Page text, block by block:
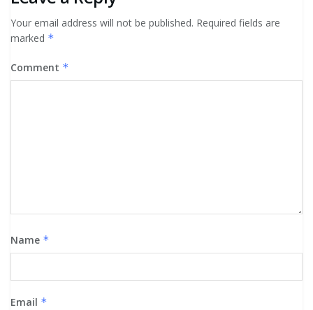
Your email address will not be published. Required fields are
marked *
Comment *
Name *
Email *